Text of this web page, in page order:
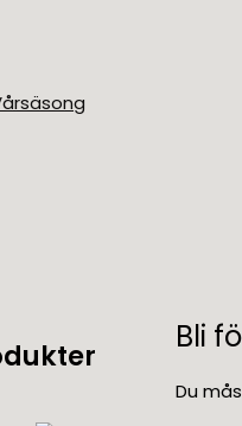
Bli
Du